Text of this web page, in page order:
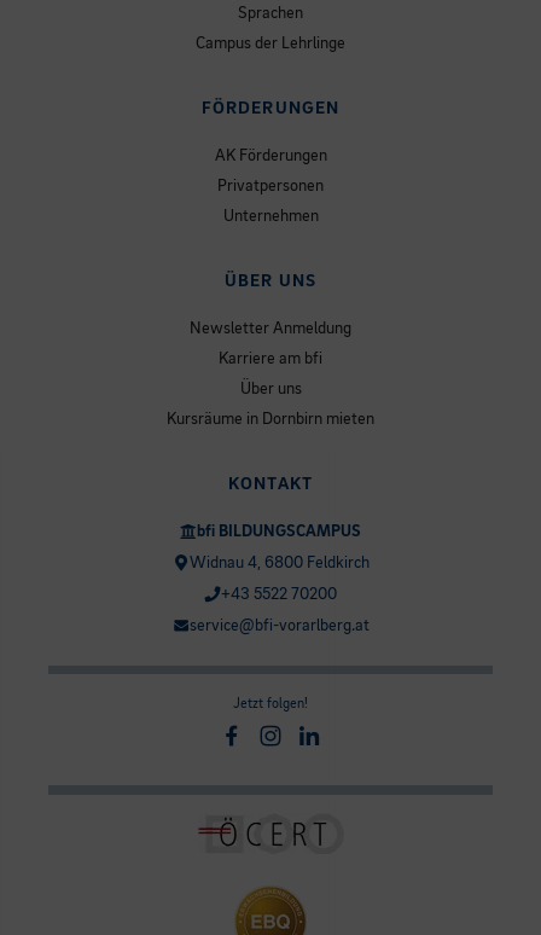
Sprachen
Campus der Lehrlinge
FÖRDERUNGEN
AK Förderungen
Privatpersonen
Unternehmen
ÜBER UNS
Newsletter Anmeldung
Karriere am bfi
Über uns
Kursräume in Dornbirn mieten
KONTAKT
bfi BILDUNGSCAMPUS
Widnau 4, 6800 Feldkirch
+43 5522 70200
service@bfi-vorarlberg.at
Jetzt folgen!
Facebook
Instagram
Linkedin